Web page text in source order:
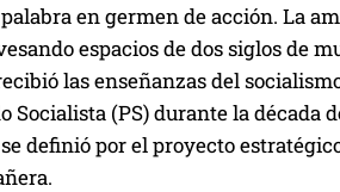
en germen de acción. La
espacios de dos siglos de
las enseñanzas del
(PS) durante la década
definió por el proyecto